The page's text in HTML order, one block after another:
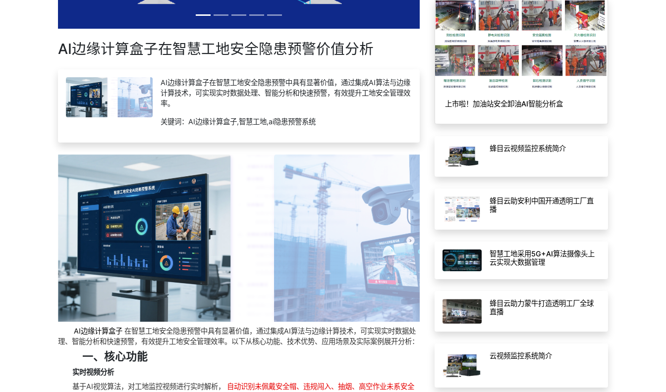
AI边缘计算盒子在智慧工地安全隐患预警价值分析
AI边缘计算盒子在智慧工地安全隐患预警中具有显著价值，通过集成AI算法与边缘
计算技术，可实现实时数据处理、智能分析和快速预警，有效提升工地安全管理效
率。
关键词：AI边缘计算盒子,智慧工地,ai隐患预警系统
AI边缘计算盒子 在智慧工地安全隐患预警中具有显著价值，通过集成AI算法与边缘计算技术，可实现实时数据处
理、智能分析和快速预警，有效提升工地安全管理效率。以下从核心功能、技术优势、应用场景及实际案例展开分析：
一、核心功能
实时视频分析
基于AI视觉算法，对工地监控视频进行实时解析，
自动识别未佩戴安全帽、违规闯入、抽烟、高空作业未系安全
上市啦！加油站安全卸油AI智能分析盒
蜂目云视频监控系统简介
蜂目云助安利中国开通透明工厂直
播
智慧工地采用5G+AI算法摄像头上
云实现大数据管理
蜂目云助力蒙牛打造透明工厂全球
直播
云视频监控系统简介